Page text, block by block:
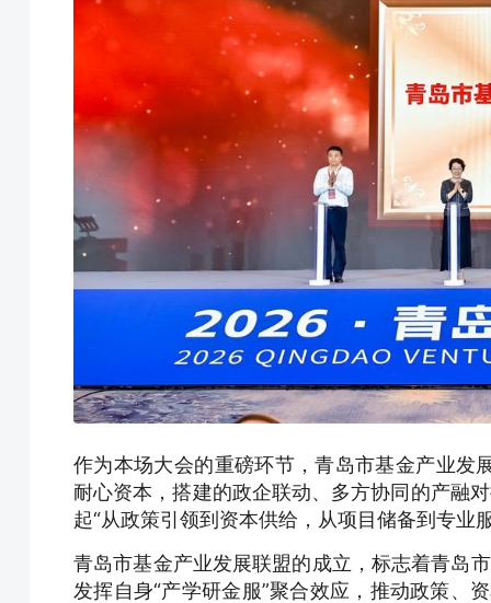
作为本场大会的重磅环节，青岛市基金产业发
耐心资本，搭建的政企联动、多方协同的产融
起“从政策引领到资本供给，从项目储备到专业
青岛市基金产业发展联盟的成立，标志着青岛
发挥自身“产学研金服”聚合效应，推动政策、